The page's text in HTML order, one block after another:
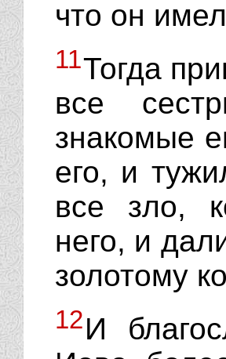
что он
11Тогда
все
знакомые
его, и
все зло,
него, и
золотому
12И